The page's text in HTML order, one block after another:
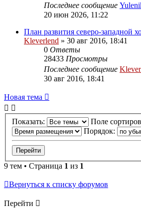
Последнее сообщение
20 июн 2026, 11:22
План развития северо-западной
Kleverlend » 30 авг 2016, 18:41
0 Ответы
28433 Просмотры
Последнее сообщение
30 авг 2016, 18:41
Новая тема
Показать:
Поле
Порядок:
9 тем • Страница 1 из 1
Вернуться к списку форумов
Перейти